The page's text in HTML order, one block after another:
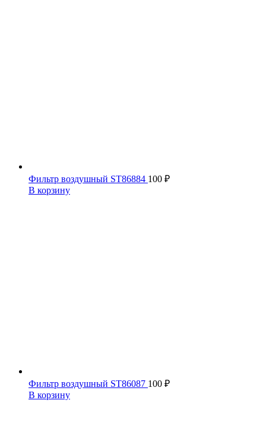
Фильтр воздушный ST86884 100 ₽
В корзину
Фильтр воздушный ST86087 100 ₽
В корзину